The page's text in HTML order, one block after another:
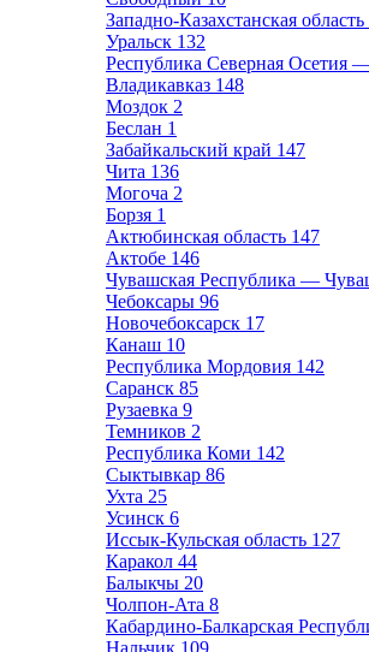
Западно-Казахстанская область
Уральск 132
Республика Северная Осетия
Владикавказ 148
Моздок 2
Беслан 1
Забайкальский край 147
Чита 136
Могоча 2
Борзя 1
Актюбинская область 147
Актобе 146
Чувашская Республика —
Чебоксары 96
Новочебоксарск 17
Канаш 10
Республика Мордовия 142
Саранск 85
Рузаевка 9
Темников 2
Республика Коми 142
Сыктывкар 86
Ухта 25
Усинск 6
Иссык-Кульская область 127
Каракол 44
Балыкчы 20
Чолпон-Ата 8
Кабардино-Балкарская
Нальчик 109